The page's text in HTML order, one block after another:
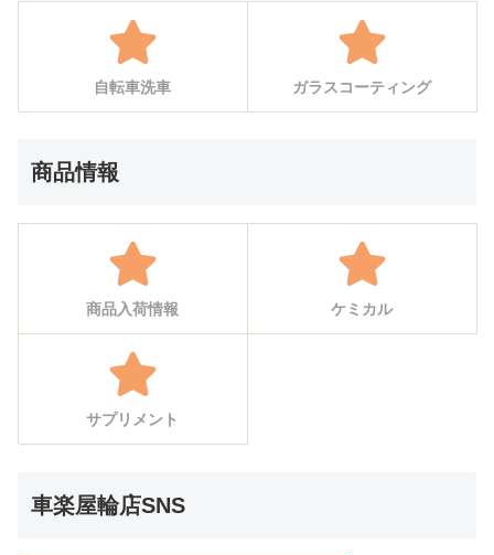
自転車洗車 ガラスコーティング
商品情報
商品入荷情報 ケミカル
サプリメント
車楽屋輪店SNS